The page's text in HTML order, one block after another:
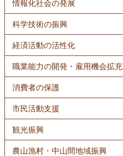
情報化社会の発展
科学技術の振興
経済活動の活性化
職業能力の開発・雇用機会拡充
消費者の保護
市民活動支援
観光振興
農山漁村・中山間地域振興